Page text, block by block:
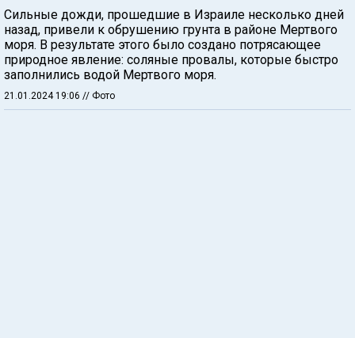
Сильные дожди, прошедшие в Израиле несколько дней
назад, привели к обрушению грунта в районе Мертвого
моря. В результате этого было создано потрясающее
природное явление: соляные провалы, которые быстро
заполнились водой Мертвого моря.
21.01.2024 19:06 // Фото